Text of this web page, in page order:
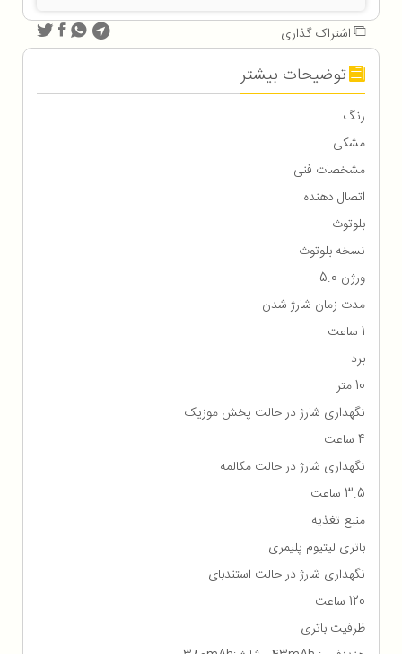
اشتراک گذاری
توضیحات بیشتر
رنگ
مشکی
مشخصات فنی
اتصال دهنده
بلوتوث
نسخه بلوتوث
ورژن 5.0
مدت زمان شارژ شدن
1 ساعت
برد
10 متر
نگهداری شارژ در حالت پخش موزیک
4 ساعت
نگهداری شارژ در حالت مکالمه
3.5 ساعت
منبع تغذیه
باتری لیتیوم پلیمری
نگهداری شارژ در حالت استندبای
120 ساعت
ظرفیت باتری